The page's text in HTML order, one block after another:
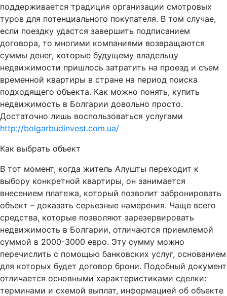
поддерживается традиция организации смотровых
туров для потенциального покупателя. В том случае,
если поездку удастся завершить подписанием
договора, то многими компаниями возвращаются
суммы денег, которые будущему владельцу
недвижимости пришлось затратить на проезд и съем
временной квартиры в стране на период поиска
подходящего объекта. Как можно понять, купить
недвижимость в Болгарии довольно просто.
Достаточно лишь воспользоваться услугами
http://bolgarbudinvest.com.ua/
Как выбрать объект
В тот момент, когда житель Алушты переходит к
выбору конкретной квартиры, он занимается
внесением платежа, который позволит забронировать
объект – доказать серьезные намерения. Чаще всего
средства, которые позволяют зарезервировать
недвижимость в Болгарии, отличаются приемлемой
суммой в 2000-3000 евро. Эту сумму можно
перечислить с помощью банковских услуг, основанием
для которых будет договор брони. Подобный документ
отличается основными характеристиками сделки:
терминами и схемой выплат, информацией об объекте